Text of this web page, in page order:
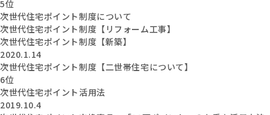
5位
次世代住宅ポイント制度について
次世代住宅ポイント制度【リフォーム工事】
次世代住宅ポイント制度【新築】
2020.1.14
次世代住宅ポイント制度【二世帯住宅について】
6位
次世代住宅ポイント活用法
2019.10.4